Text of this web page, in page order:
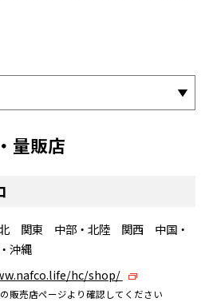
量販店
北 関東 中部・北陸 関西 中国・
沖縄
hc/shop/
販売店ページより確認してください